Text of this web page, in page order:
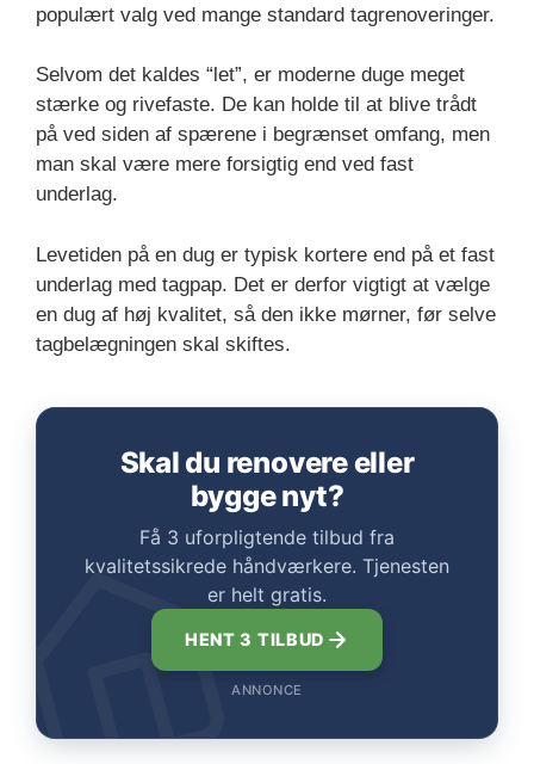
populært valg ved mange standard tagrenoveringer.
Selvom det kaldes “let”, er moderne duge meget
stærke og rivefaste. De kan holde til at blive trådt
på ved siden af spærene i begrænset omfang, men
man skal være mere forsigtig end ved fast
underlag.
Levetiden på en dug er typisk kortere end på et fast
underlag med tagpap. Det er derfor vigtigt at vælge
en dug af høj kvalitet, så den ikke mørner, før selve
tagbelægningen skal skiftes.
Skal du renovere eller
bygge nyt?
Få 3 uforpligtende tilbud fra
kvalitetssikrede håndværkere. Tjenesten
er helt gratis.
HENT 3 TILBUD
ANNONCE